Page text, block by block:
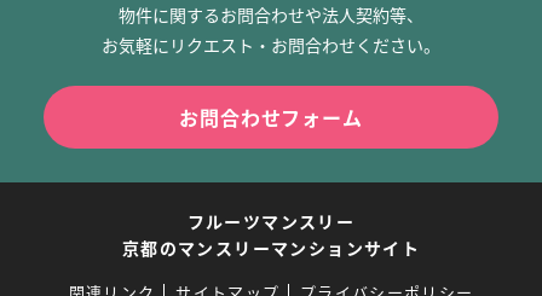
物件に関するお問合わせや法人契約等、
お気軽にリクエスト・お問合わせください。
お問合わせフォーム
フルーツマンスリー
京都のマンスリーマンションサイト
関連リンク サイトマップ プライバシーポリシー